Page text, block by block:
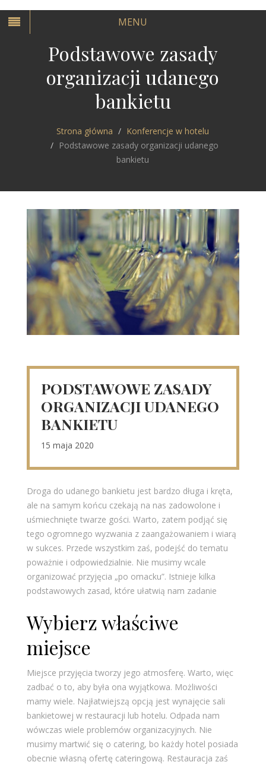
MENU
Podstawowe zasady
organizacji udanego
bankietu
Strona główna
Konferencje w hotelu
Podstawowe zasady organizacji udanego
bankietu
PODSTAWOWE ZASADY
ORGANIZACJI UDANEGO
BANKIETU
15 maja 2020
Droga do udanego bankietu jest bardzo długa i kręta,
ale na samym końcu czekają na nas zadowolone i
uśmiechnięte twarze gości. Warto, zatem podjąć się
tego ogromnego wyzwania z zaangażowaniem i wiarą
w sukces. Przede wszystkim zaś, podejść do tematu
poważnie i odpowiedzialnie. Nie musimy wcale
organizować przyjęcia „po omacku”. Istnieje kilka
podstawowych zasad, które ułatwią nam zadanie
Wybierz właściwe
miejsce
Miejsce przyjęcia tworzy jego atmosferę. Warto, więc
zadbać o to, aby była ona wyjątkowa. Możliwości
mamy wiele. Najłatwiejszą opcją jest wynajęcie sali
bankietowej w restauracji lub hotelu. Odpada nam
wówczas wiele problemów organizacyjnych. Nie
musimy martwić się o catering, bo każdy hotel posiada
obecnie własną ofertę cateringową. Restauracja zaś